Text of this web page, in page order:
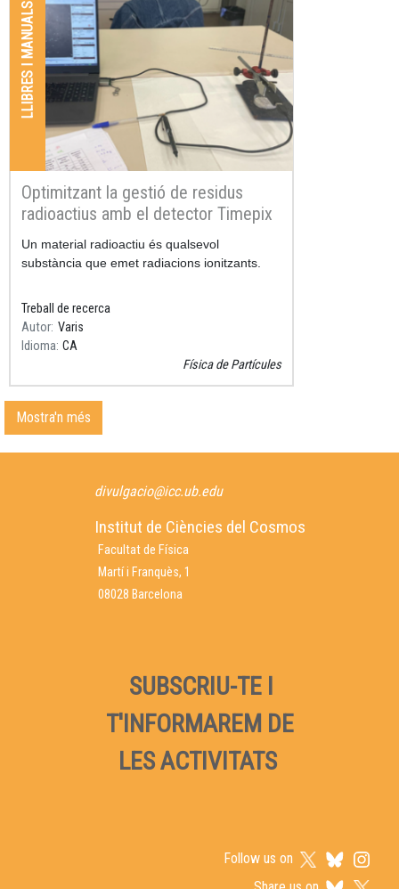
LLIBRES I MANUALS
Optimitzant la gestió de residus
radioactius amb el detector Timepix
Resum
Un material radioactiu és qualsevol
substància que emet radiacions ionitzants.
Treball de recerca
Autor Varis
Idioma CA
Física de Partícules
Mostra'n més
divulgacio@icc.ub.edu
Institut de Ciències del Cosmos
Facultat de Física
Martí i Franquès, 1
08028 Barcelona
SUBSCRIU-TE I
T'INFORMAREM DE
LES ACTIVITATS
Follow us on